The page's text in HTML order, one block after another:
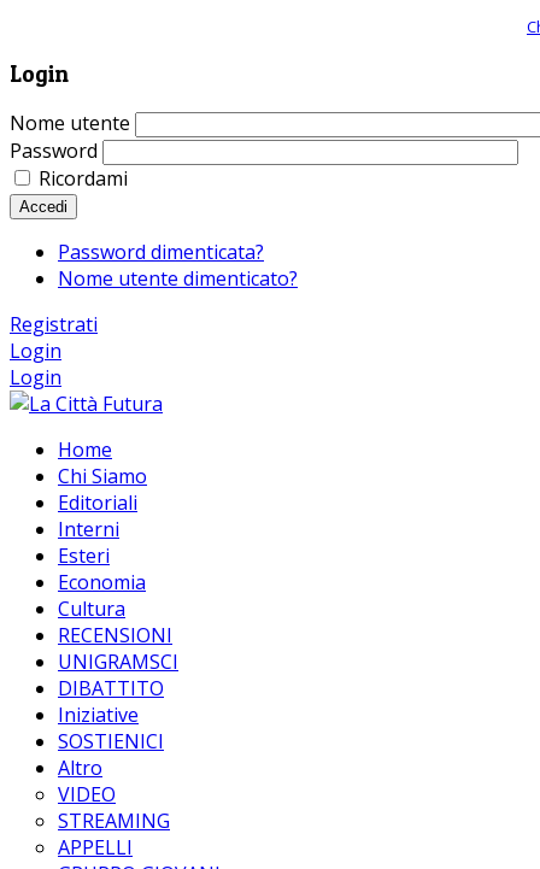
Login
Nome utente
Password
Ricordami
Accedi
Password dimenticata?
Nome utente dimenticato?
Registrati
Login
Login
Home
Chi Siamo
Editoriali
Interni
Esteri
Economia
Cultura
RECENSIONI
UNIGRAMSCI
DIBATTITO
Iniziative
SOSTIENICI
Altro
VIDEO
STREAMING
APPELLI